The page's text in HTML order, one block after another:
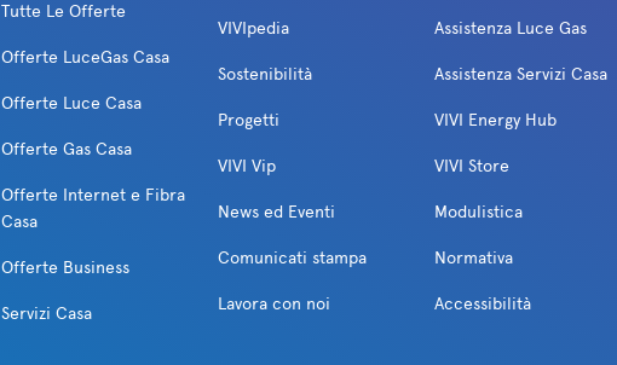
VIVIconnesso Web Plus FTTC (scad. 30.06.26)
VIVIconnesso Web FTTH (scad. 17.07.26)
Tutte Le Offerte
Offerte LuceGas Casa
Offerte Luce Casa
Offerte Gas Casa
Offerte Internet e Fibra
Casa
Offerte Business
Servizi Casa
VIVIpedia
Sostenibilità
Progetti
VIVI Vip
News ed Eventi
Comunicati stampa
Lavora con noi
Assistenza Luce Gas
Assistenza Servizi Casa
VIVI Energy Hub
VIVI Store
Modulistica
Normativa
Accessibilità